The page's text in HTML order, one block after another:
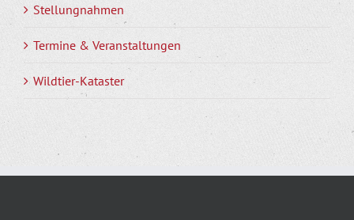
Stellungnahmen
Termine & Veranstaltungen
Wildtier-Kataster